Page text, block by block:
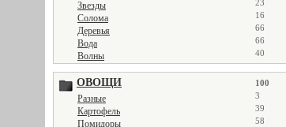
Звезды 23
Солома 16
Деревья 66
Вода 66
Волны 40
ОВОЩИ 100
Разные 3
Картофель 39
Помидоры 58